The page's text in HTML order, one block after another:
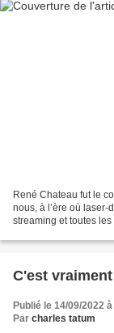
René Chateau fut le
nous, à l’ère où laser-
streaming et toutes
C'est
Publié le 14/09/2022
Par charles tatum